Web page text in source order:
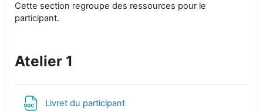
Cette section regroupe des ressources pour le
participant.
Atelier 1
Livret du participant